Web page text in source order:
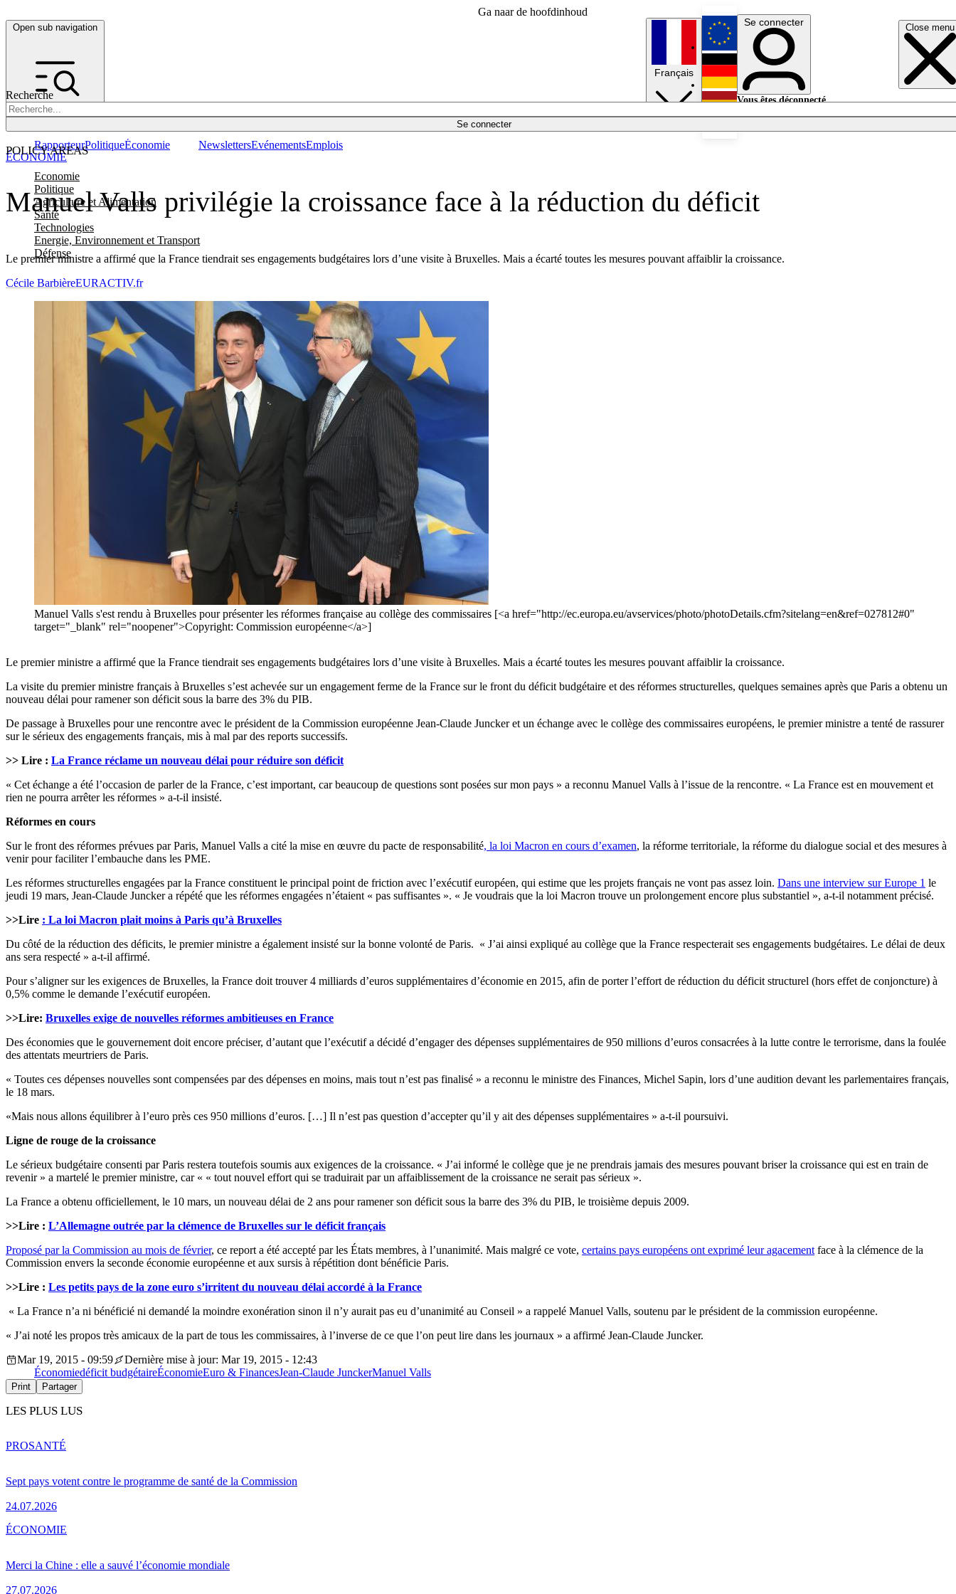
Ga naar de hoofdinhoud
Open sub navigation Close menu
Recherche
Se connecter
POLICY AREAS
Economie
Politique
Agriculture et Alimentation
Santé
Technologies
Energie, Environnement et Transport
Défense
RapporteurPolitiqueÉconomie NewslettersEvénementsEmplois
Français
English
Deutsch
Se connecter
Vous êtes déconnecté.
Manuel Valls privilégie la croissance face à la réduction du déficit
Le premier ministre a affirmé que la France tiendrait ses engagements budgétaires lors d’une visite à Bruxelles. Mais a écarté toutes les mesures pouvant affaiblir la croissance.
ÉCONOMIE
Cécile BarbièreEURACTIV.fr
Manuel Valls s'est rendu à Bruxelles pour présenter les réformes française au collège des commissaires [<a href="http://ec.europa.eu/avservices/photo/photoDetails.cfm?sitelang=en&ref=027812#0"
target="_blank" rel="noopener">Copyright: Commission européenne</a>]
Le premier ministre a affirmé que la France tiendrait ses engagements budgétaires lors d’une visite à Bruxelles. Mais a écarté toutes les mesures pouvant affaiblir la croissance.
La visite du premier ministre français à Bruxelles s’est achevée sur un engagement ferme de la France sur le front du déficit budgétaire et des réformes structurelles, quelques semaines après que Paris a obtenu un
nouveau délai pour ramener son déficit sous la barre des 3% du PIB.
De passage à Bruxelles pour une rencontre avec le président de la Commission européenne Jean-Claude Juncker et un échange avec le collège des commissaires européens, le premier ministre a tenté de rassurer
sur le sérieux des engagements français, mis à mal par des reports successifs.
>> Lire : La France réclame un nouveau délai pour réduire son déficit
« Cet échange a été l’occasion de parler de la France, c’est important, car beaucoup de questions sont posées sur mon pays » a reconnu Manuel Valls à l’issue de la rencontre. « La France est en mouvement et
rien ne pourra arrêter les réformes » a-t-il insisté.
Réformes en cours
Sur le front des réformes prévues par Paris, Manuel Valls a cité la mise en œuvre du pacte de responsabilité, la loi Macron en cours d’examen, la réforme territoriale, la réforme du dialogue social et des mesures à
venir pour faciliter l’embauche dans les PME.
Les réformes structurelles engagées par la France constituent le principal point de friction avec l’exécutif européen, qui estime que les projets français ne vont pas assez loin. Dans une interview sur Europe 1 le
jeudi 19 mars, Jean-Claude Juncker a répété que les réformes engagées n’étaient « pas suffisantes ». « Je voudrais que la loi Macron trouve un prolongement encore plus substantiel », a-t-il notamment précisé.
>>Lire : La loi Macron plait moins à Paris qu’à Bruxelles
Du côté de la réduction des déficits, le premier ministre a également insisté sur la bonne volonté de Paris. « J’ai ainsi expliqué au collège que la France respecterait ses engagements budgétaires. Le délai de deux
ans sera respecté » a-t-il affirmé.
Pour s’aligner sur les exigences de Bruxelles, la France doit trouver 4 milliards d’euros supplémentaires d’économie en 2015, afin de porter l’effort de réduction du déficit structurel (hors effet de conjoncture) à
0,5% comme le demande l’exécutif européen.
>>Lire: Bruxelles exige de nouvelles réformes ambitieuses en France
Des économies que le gouvernement doit encore préciser, d’autant que l’exécutif a décidé d’engager des dépenses supplémentaires de 950 millions d’euros consacrées à la lutte contre le terrorisme, dans la foulée
des attentats meurtriers de Paris.
« Toutes ces dépenses nouvelles sont compensées par des dépenses en moins, mais tout n’est pas finalisé » a reconnu le ministre des Finances, Michel Sapin, lors d’une audition devant les parlementaires français,
le 18 mars.
«Mais nous allons équilibrer à l’euro près ces 950 millions d’euros. […] Il n’est pas question d’accepter qu’il y ait des dépenses supplémentaires » a-t-il poursuivi.
Ligne de rouge de la croissance
Le sérieux budgétaire consenti par Paris restera toutefois soumis aux exigences de la croissance. « J’ai informé le collège que je ne prendrais jamais des mesures pouvant briser la croissance qui est en train de
revenir » a martelé le premier ministre, car « « tout nouvel effort qui se traduirait par un affaiblissement de la croissance ne serait pas sérieux ».
La France a obtenu officiellement, le 10 mars, un nouveau délai de 2 ans pour ramener son déficit sous la barre des 3% du PIB, le troisième depuis 2009.
>>Lire : L’Allemagne outrée par la clémence de Bruxelles sur le déficit français
Proposé par la Commission au mois de février, ce report a été accepté par les États membres, à l’unanimité. Mais malgré ce vote, certains pays européens ont exprimé leur agacement face à la clémence de la
Commission envers la seconde économie européenne et aux sursis à répétition dont bénéficie Paris.
>>Lire : Les petits pays de la zone euro s’irritent du nouveau délai accordé à la France
« La France n’a ni bénéficié ni demandé la moindre exonération sinon il n’y aurait pas eu d’unanimité au Conseil » a rappelé Manuel Valls, soutenu par le président de la commission européenne.
« J’ai noté les propos très amicaux de la part de tous les commissaires, à l’inverse de ce que l’on peut lire dans les journaux » a affirmé Jean-Claude Juncker.
Mar 19, 2015 - 09:59
Dernière mise à jour: Mar 19, 2015 - 12:43
Économiedéficit budgétaireÉconomieEuro & FinancesJean-Claude JunckerManuel Valls
Print Partager
LES PLUS LUS
Sept pays votent contre le programme de santé de la Commission
24.07.2026
PROSANTÉ
Merci la Chine : elle a sauvé l’économie mondiale
27.07.2026
ÉCONOMIE